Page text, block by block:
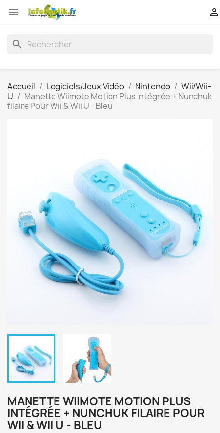
 
search
Accueil Logiciels/Jeux Vidéo Nintendo
Wii/Wii-
U
Manette Wiimote Motion Plus intégrée + Nunchuk
filaire Pour Wii & Wii U - Bleu
MANETTE WIIMOTE MOTION PLUS
INTÉGRÉE + NUNCHUK FILAIRE POUR
WII & WII U - BLEU